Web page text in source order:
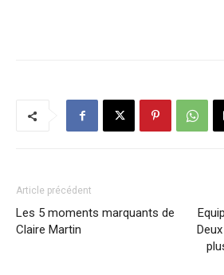
Article précédent
Les 5 moments marquants de
Claire Martin